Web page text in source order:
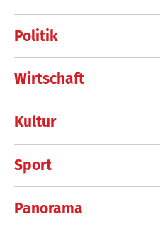
Politik
Wirtschaft
Kultur
Sport
Panorama